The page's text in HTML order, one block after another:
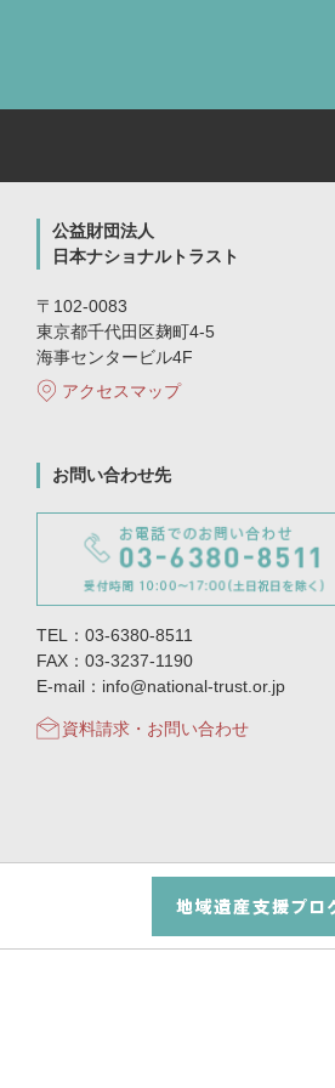
公益財団法人
日本ナショナルトラスト
〒102-0083
東京都千代田区麹町4-5
海事センタービル4F
アクセスマップ
お問い合わせ先
TEL：03-6380-8511
FAX：03-3237-1190
E-mail：info@national-trust.or.jp
資料請求・お問い合わせ